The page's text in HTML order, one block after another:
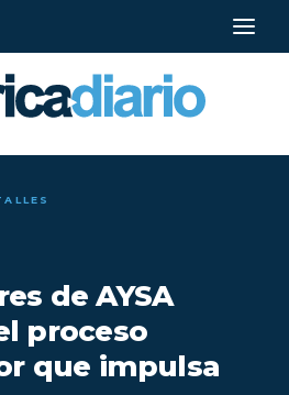
de AYSA
proceso
que impulsa